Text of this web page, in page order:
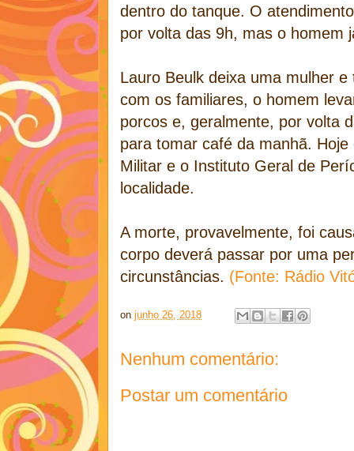
dentro do tanque. O
por volta das 9h, mas o homem
Lauro Beulk deixa uma mulher
com os familiares, o homem
porcos e, geralmente, por volta
para tomar café da manhã.
Militar e o Instituto Geral de
localidade.
A morte, provavelmente, foi
corpo deverá passar por uma
circunstâncias. (Fonte: Rádio
on junho 26, 2018
Nenhum comentário:
Postar um comentário